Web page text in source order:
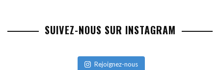
SUIVEZ-NOUS SUR INSTAGRAM
Rejoignez-nous